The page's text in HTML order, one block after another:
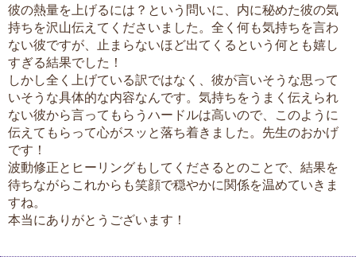
彼の熱量を上げるには？という問いに、内に秘めた彼の気
持ちを沢山伝えてくださいました。全く何も気持ちを言わ
ない彼ですが、止まらないほど出てくるという何とも嬉し
すぎる結果でした！
しかし全く上げている訳ではなく、彼が言いそうな思って
いそうな具体的な内容なんです。気持ちをうまく伝えられ
ない彼から言ってもらうハードルは高いので、このように
伝えてもらって心がスッと落ち着きました。先生のおかげ
です！
波動修正とヒーリングもしてくださるとのことで、結果を
待ちながらこれからも笑顔で穏やかに関係を温めていきま
すね。
本当にありがとうございます！